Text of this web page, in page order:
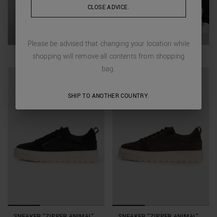
CLOSE ADVICE.
Please be advised that changing your location while
shopping will remove all contents from shopping
bag.
SHIP TO ANOTHER COUNTRY.